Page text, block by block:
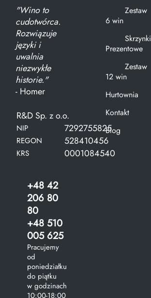
"Wino to
cudotwórca.
Rozwiązuje
języki i
uwalnia
niezwykłe
historie."
- Homer
R&D Sp. z o.o.
NIP 7292755825
REGON 528410456
KRS 0001084540
+48 42
206 80
80
+48 510
005 625
Pracujemy
od
poniedziałku
do piątku
w godzinach
10:00-18:00
Zestaw
6 win
Skrzynki
Prezentowe
Zestaw
12 win
Hurtownia
Kontakt
Blog